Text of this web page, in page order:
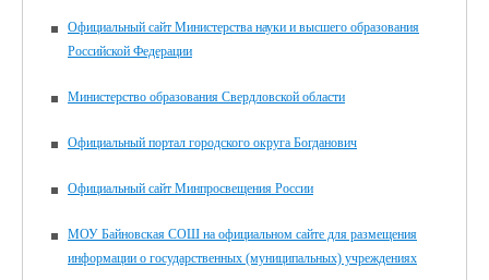
Официальный сайт Министерства науки и высшего образования
Российской Федерации
Министерство образования Свердловской области
Официальный портал городского округа Богданович
Официальный сайт Минпросвещения России
МОУ Байновская СОШ на официальном сайте для размещения
информации о государственных (муниципальных) учреждениях